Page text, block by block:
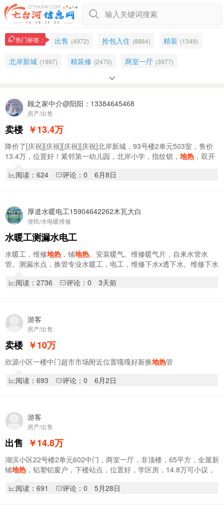
输入关键词搜索
热门标签： 出售 (4972) 拎包入住 (8884) 精装 (1349)
北岸新城 (1997) 精装修 (2470) 两室一厅 (3977)
两室
煤气 (201) 装修 (1864) 指纹锁 (109)
七星花园
学区房 (1430) 门窗 (131) 马桶 (91) 家电齐全 (781)
三室一厅

顾之家中介@阳阳：13384645468
房产/出售
卖楼 ￥13.4万
降价了[庆祝][庆祝][庆祝][庆祝]北岸新城，93号楼2单元503室，售价
13.4万，位置好！紧邻第一幼儿园，北岸小学，指纹锁， 地热 ，双开
阅读：624
评论：0 6月8日
厚道水暖电工15904642262木瓦大白
便民/水电暖维修
水暖工测漏水电工
水暖工，维修地热 ，铺地热。安装暖气。维修暖气片，自来水管水
管。测漏水点，换管专业水暖工，电工，维修下水x透下水。维修下水
阅读：2736
评论：0 3天前
游客
房产/出售
卖楼 ￥10万
欣源小区一楼中门超市市场附近位置嘎嘎好新换地热管
阅读：693
评论：0 6月2日
游客
房产/出售
出售 ￥14.8万
湖滨小区22号楼2单元602中门，两室一厅，非顶楼，65平方，全屋新
铺地热 ，铝塑铝窗户，下楼站点，位置好，学区房，14.8万可小议，
阅读：691
评论：0 5月28日